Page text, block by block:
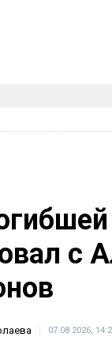
с
07.08.2026,